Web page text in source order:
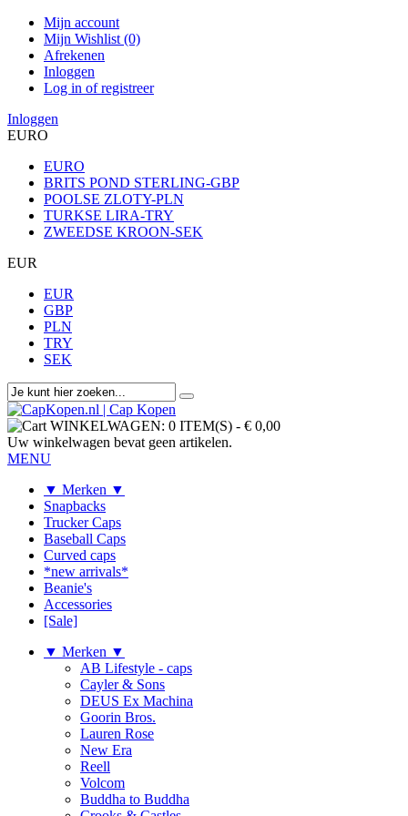
Mijn account
Mijn Wishlist (0)
Afrekenen
Inloggen
Log in of registreer
Inloggen
EURO
EURO
BRITS POND STERLING-GBP
POOLSE ZLOTY-PLN
TURKSE LIRA-TRY
ZWEEDSE KROON-SEK
EUR
EUR
GBP
PLN
TRY
SEK
WINKELWAGEN: 0 ITEM(S) - € 0,00
Uw winkelwagen bevat geen artikelen.
MENU
▼ Merken ▼
Snapbacks
Trucker Caps
Baseball Caps
Curved caps
*new arrivals*
Beanie's
Accessories
[Sale]
▼ Merken ▼
AB Lifestyle - caps
Cayler & Sons
DEUS Ex Machina
Goorin Bros.
Lauren Rose
New Era
Reell
Volcom
Buddha to Buddha